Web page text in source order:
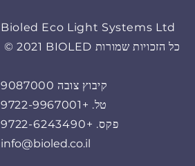
Bioled Eco Light Systems Ltd
© 2021 BIOLED כל הזכויות שמורות
קיבוץ צובה 9087000
טל. +9722-9967001
פקס. +9722-6243490
info@bioled.co.il